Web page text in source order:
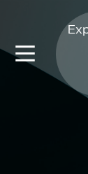
Ouvre dans une